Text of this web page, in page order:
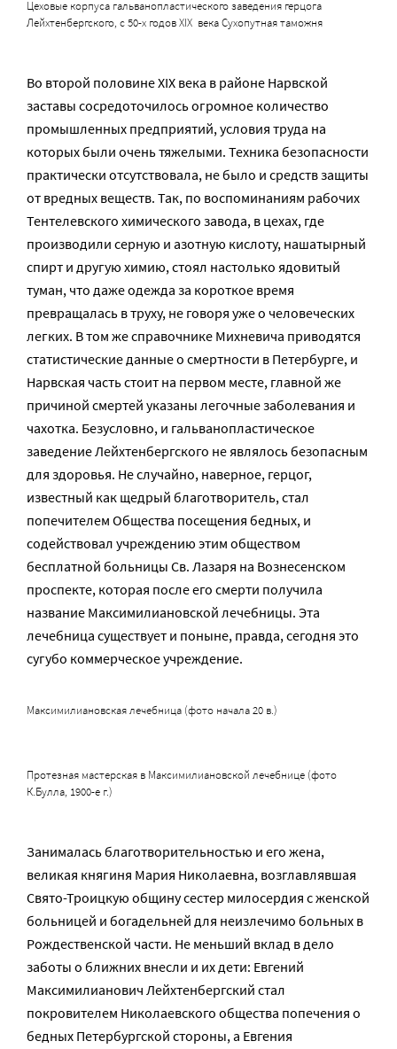
Цеховые корпуса гальванопластического заведения герцога
Лейхтенбергского, с 50-х годов XIX века Сухопутная таможня
Во второй половине XIX века в районе Нарвской
заставы сосредоточилось огромное количество
промышленных предприятий, условия труда на
которых были очень тяжелыми. Техника безопасности
практически отсутствовала, не было и средств защиты
от вредных веществ. Так, по воспоминаниям рабочих
Тентелевского химического завода, в цехах, где
производили серную и азотную кислоту, нашатырный
спирт и другую химию, стоял настолько ядовитый
туман, что даже одежда за короткое время
превращалась в труху, не говоря уже о человеческих
легких. В том же справочнике Михневича приводятся
статистические данные о смертности в Петербурге, и
Нарвская часть стоит на первом месте, главной же
причиной смертей указаны легочные заболевания и
чахотка. Безусловно, и гальванопластическое
заведение Лейхтенбергского не являлось безопасным
для здоровья. Не случайно, наверное, герцог,
известный как щедрый благотворитель, стал
попечителем Общества посещения бедных, и
содействовал учреждению этим обществом
бесплатной больницы Св. Лазаря на Вознесенском
проспекте, которая после его смерти получила
название Максимилиановской лечебницы. Эта
лечебница существует и поныне, правда, сегодня это
сугубо коммерческое учреждение.
Максимилиановская лечебница (фото начала 20 в.)
Протезная мастерская в Максимилиановской лечебнице (фото
К.Булла, 1900-е г.)
Занималась благотворительностью и его жена,
великая княгиня Мария Николаевна, возглавлявшая
Свято-Троицкую общину сестер милосердия с женской
больницей и богадельней для неизлечимо больных в
Рождественской части. Не меньший вклад в дело
заботы о ближних внесли и их дети: Евгений
Максимилианович Лейхтенбергский стал
покровителем Николаевского общества попечения о
бедных Петербургской стороны, а Евгения